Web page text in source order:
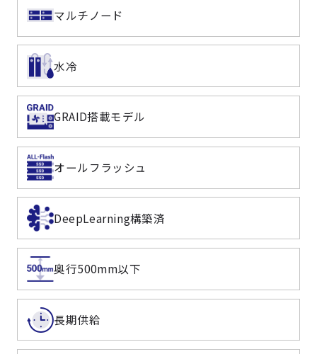
マルチノード
水冷
GRAID搭載モデル
オールフラッシュ
DeepLearning構築済
奥行500mm以下
長期供給